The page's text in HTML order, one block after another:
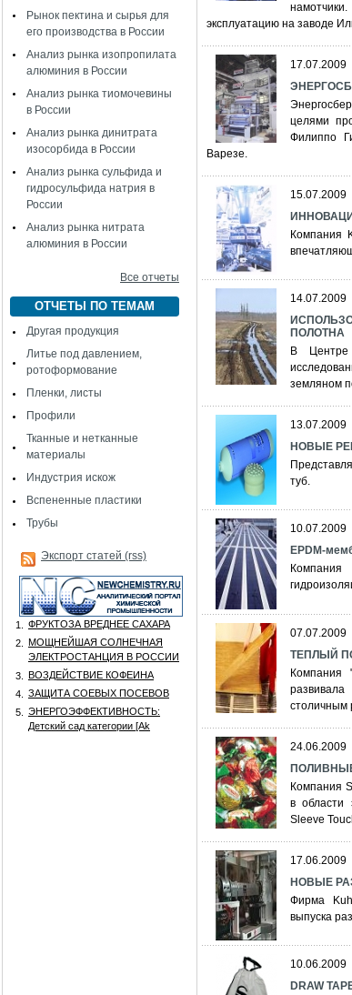
Рынок пектина и сырья для
его производства в России
Анализ рынка изопропилата
алюминия в России
Анализ рынка тиомочевины
в России
Анализ рынка динитрата
изосорбида в России
Анализ рынка сульфида и
гидросульфида натрия в
России
Анализ рынка нитрата
алюминия в России
Все отчеты
ОТЧЕТЫ ПО ТЕМАМ
Другая продукция
Литье под давлением,
ротоформование
Пленки, листы
Профили
Тканные и нетканные
материалы
Индустрия искож
Вспененные пластики
Трубы
Экспорт статей (rss)
1.
ФРУКТОЗА ВРЕДНЕЕ САХАРА
2.
МОЩНЕЙШАЯ СОЛНЕЧНАЯ
ЭЛЕКТРОСТАНЦИЯ В РОССИИ
3.
ВОЗДЕЙСТВИЕ КОФЕИНА
4.
ЗАЩИТА СОЕВЫХ ПОСЕВОВ
5.
ЭНЕРГОЭФФЕКТИВНОСТЬ:
Детский сад категории [Аk
эксплуатацию на заводе
17.07.2009
целями
Филиппо
Варезе.
15.07.2009
Компания
14.07.2009
ПОЛОТНА
В Центре
земляном
13.07.2009
НОВЫЕ
туб.
10.07.2009
EPDM-
07.07.2009
ТЕПЛЫЙ
Компания
столичным
24.06.2009
Компания
в области
Sleeve
17.06.2009
НОВЫЕ
Фирма
выпуска
10.06.2009
DRAW